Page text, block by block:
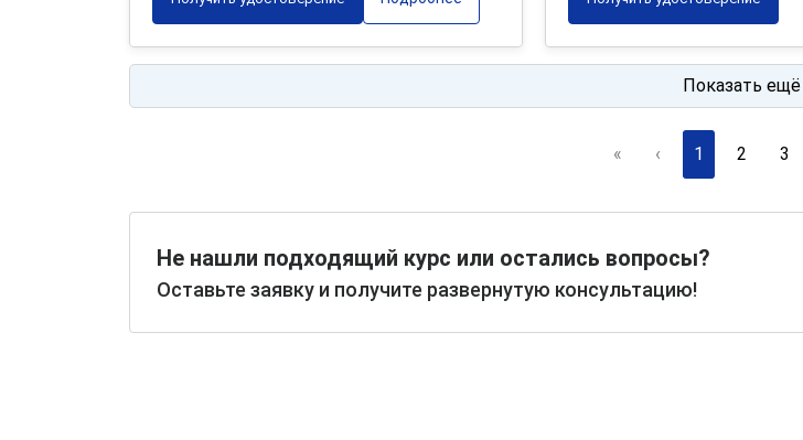
Показать ещё
« ‹ 1 2 3
Не нашли подходящий курс или остались вопросы?
Оставьте заявку и получите развернутую консультацию!